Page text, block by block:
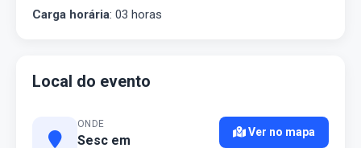
Carga horária: 03 horas
Local do evento
ONDE
Sesc em
Ver no mapa